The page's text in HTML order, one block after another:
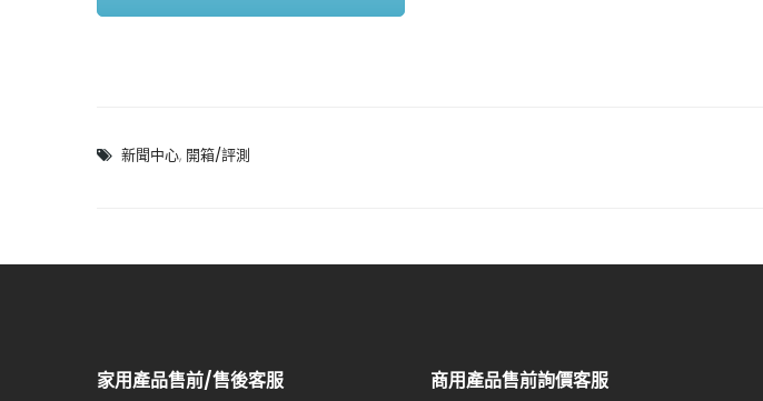
新聞中心, 開箱/評測
家用產品售前/售後客服 商用產品售前詢價客服